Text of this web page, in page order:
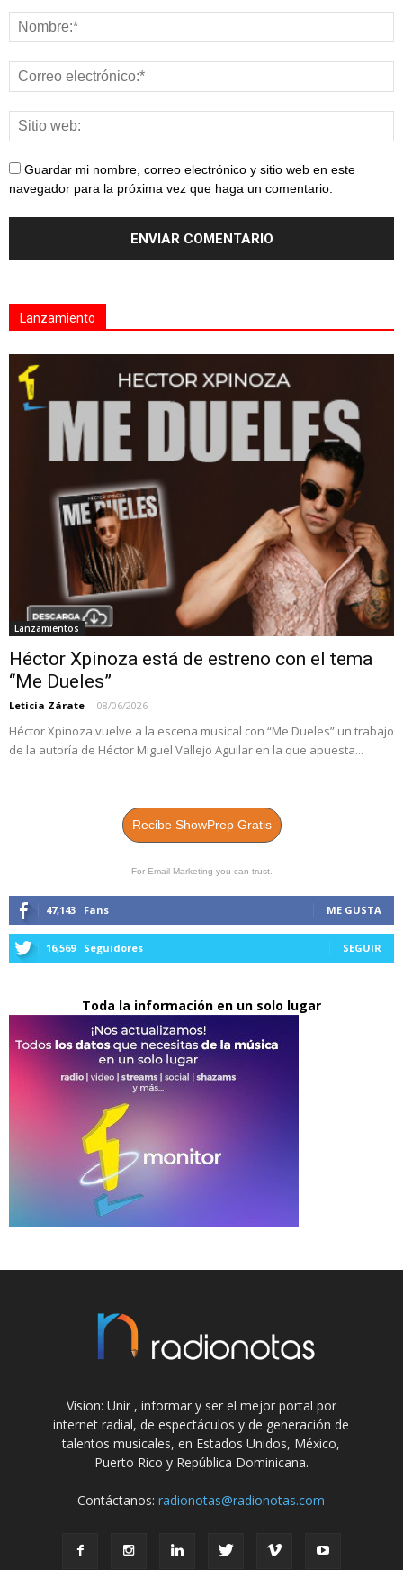
Guardar mi nombre, correo electrónico y sitio web en este
navegador para la próxima vez que haga un comentario.
Lanzamiento
Lanzamientos
Héctor Xpinoza está de estreno con el tema
“Me Dueles”
Leticia Zárate - 08/06/2026
Héctor Xpinoza vuelve a la escena musical con “Me Dueles” un trabajo
de la autoría de Héctor Miguel Vallejo Aguilar en la que apuesta...
Recibe ShowPrep Gratis
For Email Marketing you can trust.
47,143 Fans ME GUSTA
16,569 Seguidores SEGUIR
Toda la información en un solo lugar
Vision: Unir , informar y ser el mejor portal por
internet radial, de espectáculos y de generación de
talentos musicales, en Estados Unidos, México,
Puerto Rico y República Dominicana.
Contáctanos:radionotas@radionotas.com